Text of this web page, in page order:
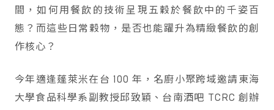
間，如何用餐飲的技術呈現五穀於餐飲中的千姿百
態？而這些日常穀物，是否也能躍升為精緻餐飲的創
作核心？
今年適逢蓬萊米在台 100 年，名廚小聚跨域邀請東海
大學食品科學系副教授邱致穎、台南酒吧 TCRC 創辦